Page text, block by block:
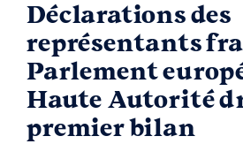
Déclarations des
représentants
Parlement
Haute Autorité
premier bilan